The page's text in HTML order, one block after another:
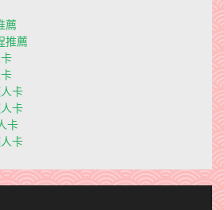
薦
推薦
卡
卡
卡
卡